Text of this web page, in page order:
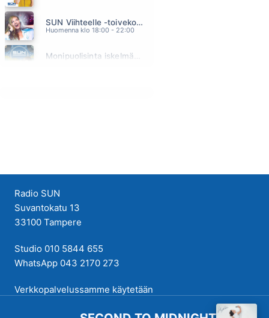
SUN Viihteelle -toivekonsertti
Huomenna klo 18:00 - 22:00
Radio SUN
Suvantokatu 13
33100 Tampere
Studio 010 5844 655
WhatsApp 043 2170 273
Verkkopalvelussamme käytetään